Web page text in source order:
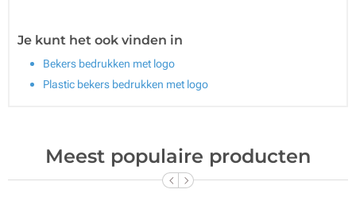
Je kunt het ook vinden in
Bekers bedrukken met logo
Plastic bekers bedrukken met logo
Meest populaire producten